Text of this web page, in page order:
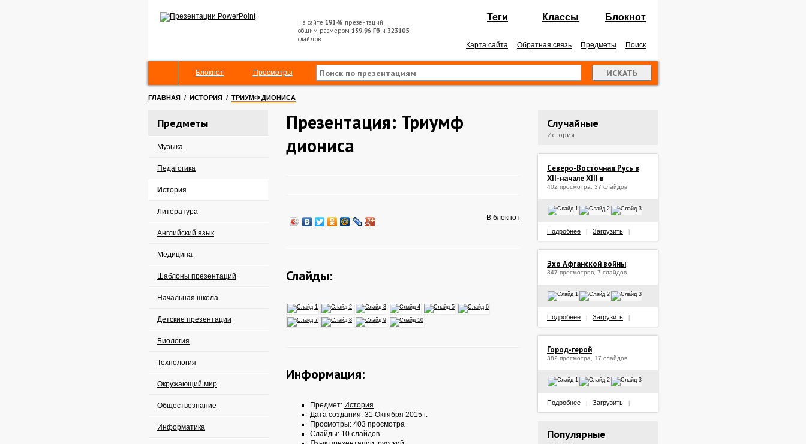
На сайте 19146 презентаций
общим размером 139.96 Гб и 323105
слайдов
Теги Классы Блокнот
Карта сайта Обратная связь Предметы Поиск
Блокнот Просмотры
ГЛАВНАЯ / ИСТОРИЯ / ТРИУМФ ДИОНИСА
Предметы
Музыка
Педагогика
История
Литература
Английский язык
Медицина
Шаблоны презентаций
Начальная школа
Детские презентации
Биология
Технология
Окружающий мир
Обществознание
Информатика
Презентация: Триумф
диониса
В блокнот
Слайды:
Информация:
Предмет: История
Дата создания: 31 Октября 2015 г.
Просмотры: 403 просмотра
Слайды: 10 слайдов
Случайные
История
Северо-Восточная Русь в
XII-начале XIII в
402 просмотра, 37 слайдов
Подробнее Загрузить
Эхо Афганской войны
347 просмотров, 7 слайдов
Подробнее Загрузить
Город-герой
382 просмотра, 17 слайдов
Подробнее Загрузить
Популярные